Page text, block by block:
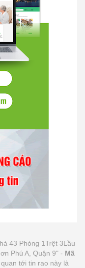
43 Phòng 1Trệt 3Lầu
Phú A, Quận 9" - Mã
tới tin rao này là